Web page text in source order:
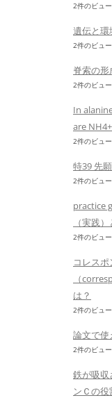
2件のビュー
遺伝と環
2件のビュー
脊索の形
2件のビュー
In
are
2件のビュー
特39 先
2件のビュー
practice
（実践
2件のビュー
コレス
（
は？
2件のビュー
論文で使
2件のビュー
鉄が吸収
ンＣの役